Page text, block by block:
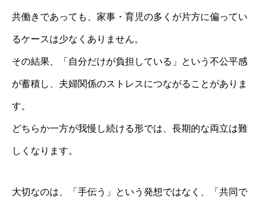
共働きであっても、家事・育児の多くが片方に偏ってい
るケースは少なくありません。
その結果、「自分だけが負担している」という不公平感
が蓄積し、夫婦関係のストレスにつながることがありま
す。
どちらか一方が我慢し続ける形では、長期的な両立は難
しくなります。
大切なのは、「手伝う」という発想ではなく、「共同で